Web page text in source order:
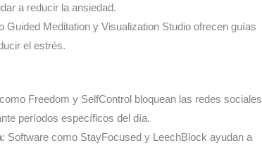
a reducir la ansiedad.
Guided Meditation y Visualization Studio ofrecen guías
el estrés.
Freedom y SelfControl bloquean las redes sociales
períodos específicos del día.
: Software como StayFocused y LeechBlock ayudan a